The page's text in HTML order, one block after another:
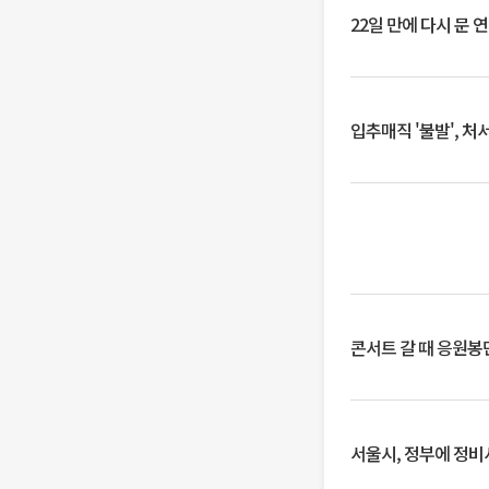
22일 만에 다시 문
입추매직 '불발', 처
콘서트 갈 때 응원
서울시, 정부에 정